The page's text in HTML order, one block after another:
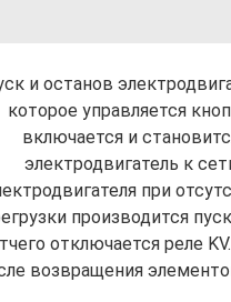
и останов
которое управляется
включается и
электродвигатель к
при
производится
отключается реле
возвращения